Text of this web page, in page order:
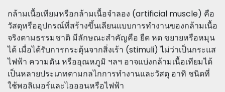
กล้ามเนื้อเทียมหรือกล้ามเนื้อจำลอง (artificial muscle) คือ
วัสดุหรืออุปกรณ์ที่สร้างขึ้นเลียนแบบการทำงานของกล้ามเนื้อ
จริงตามธรรมชาติ มีลักษณะสำคัญคือ ยืด หด ขยายหรือหมุน
ได้ เมื่อได้รับการกระตุ้นจากสิ่งเร้า (stimuli) ไม่ว่าเป็นกระแส
ไฟฟ้า ความดัน หรืออุณหภูมิ ฯลฯ อาจแบ่งกล้ามเนื้อเทียมได้
เป็นหลายประเภทตามกลไกการทำงานและวัสดุ อาทิ ชนิดที่
ใช้พอลิเมอร์และไอออนหรือไฟฟ้า